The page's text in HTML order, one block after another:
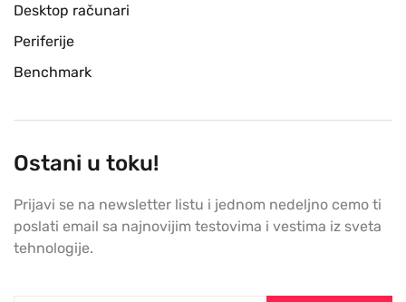
Desktop računari
Periferije
Benchmark
Ostani u toku!
Prijavi se na newsletter listu i jednom nedeljno cemo ti
poslati email sa najnovijim testovima i vestima iz sveta
tehnologije.